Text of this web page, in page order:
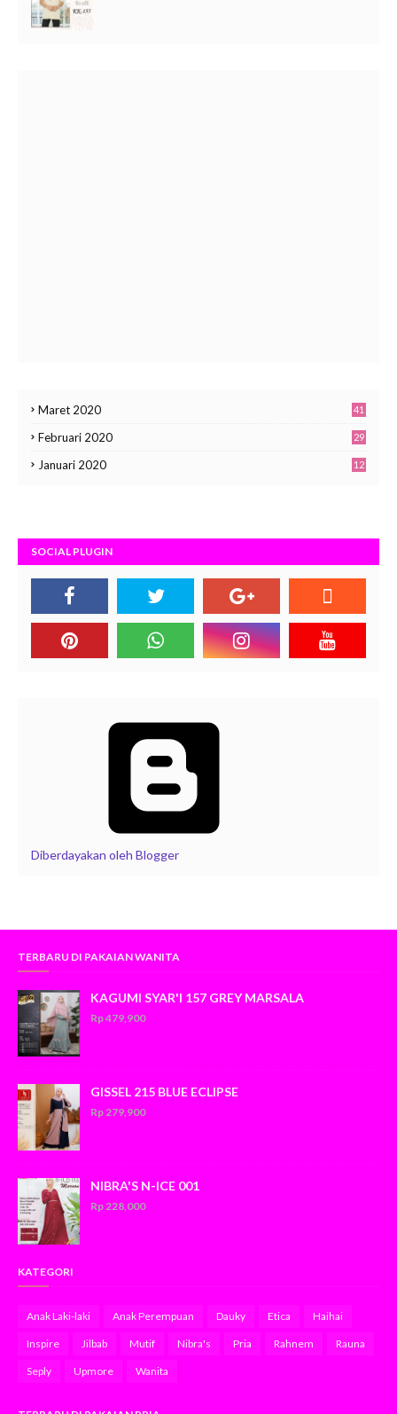
Maret 2020 41
Februari 2020 29
Januari 2020 12
SOCIAL PLUGIN
Diberdayakan oleh Blogger
TERBARU DI PAKAIAN WANITA
KAGUMI SYAR'I 157 GREY MARSALA
Rp 479,900
GISSEL 215 BLUE ECLIPSE
Rp 279,900
NIBRA'S N-ICE 001
Rp 228,000
KATEGORI
Anak Laki-laki Anak Perempuan Dauky Etica Haihai
Inspire Jilbab Mutif Nibra's Pria Rahnem Rauna
Seply Upmore Wanita